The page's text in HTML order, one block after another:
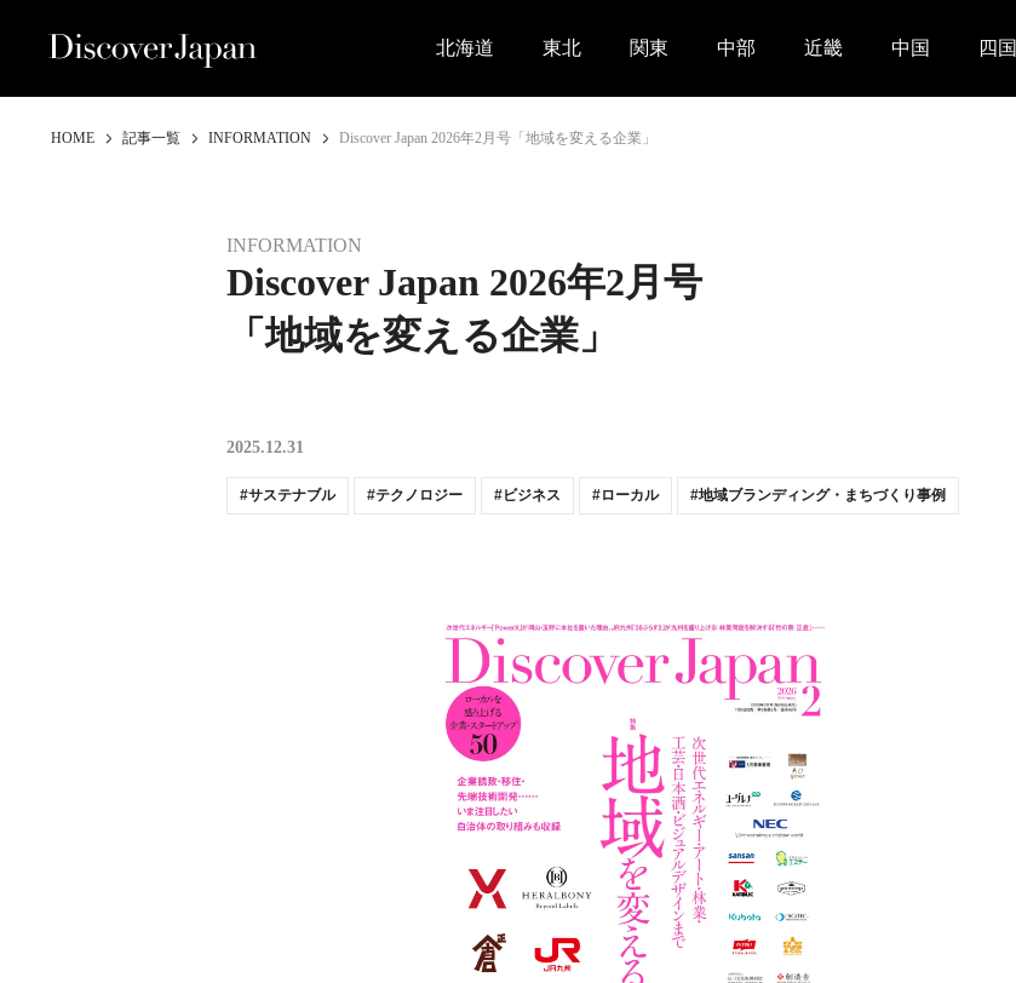
北海道 東北 関東 中部 近畿 中国 四国
HOME 記事一覧 INFORMATION Discover Japan 2026年2月号「地域を変える企業」
INFORMATION
Discover Japan 2026年2月号
「地域を変える企業」
2025.12.31
サステナブル テクノロジー ビジネス ローカル 地域ブランディング・まちづくり事例